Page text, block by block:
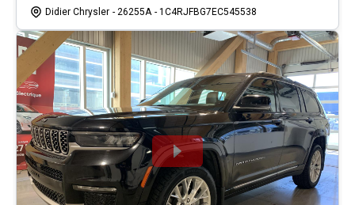
Didier Chrysler - 26255A - 1C4RJFBG7EC545538